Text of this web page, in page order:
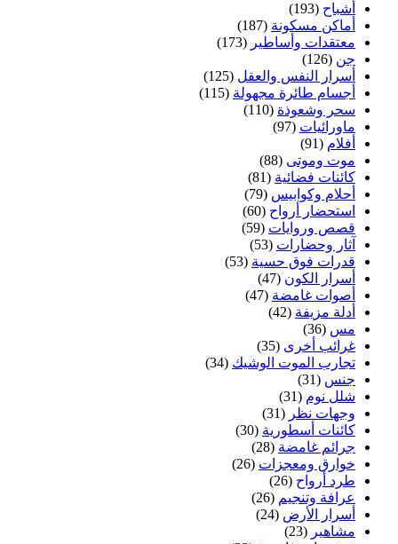
أشباح (193)
أماكن مسكونة (187)
معتقدات وأساطير (173)
جن (126)
أسرار النفس والعقل (125)
أجسام طائرة مجهولة (115)
سحر وشعوذة (110)
ماورائيات (97)
أفلام (91)
موت وموتى (88)
كائنات فضائية (81)
أحلام وكوابيس (79)
استحضار أرواح (60)
قصص وروايات (59)
آثار وحضارات (53)
قدرات فوق حسية (53)
أسرار الكون (47)
أصوات غامضة (47)
أدلة مزيفة (42)
مس (36)
غرائب أخرى (35)
تجارب الموت الوشيك (34)
جنس (31)
شلل نوم (31)
وجهات نظر (31)
كائنات أسطورية (30)
جرائم غامضة (28)
خوارق ومعجزات (26)
طرد أرواح (26)
عرافة وتنجيم (26)
أسرار الأرض (24)
مشاهير (23)